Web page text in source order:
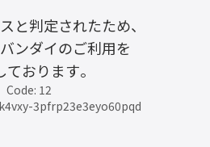
と判定されたため、
ンダイのご利用を
ております。
Code: 12
3pfrp23e3eyo60pqd